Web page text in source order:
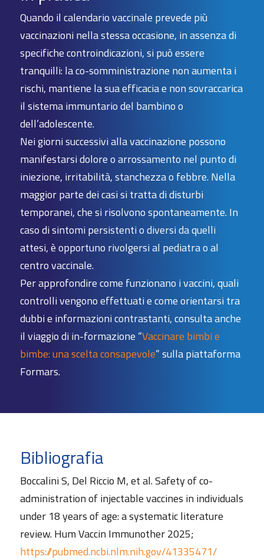
Quando il calendario vaccinale prevede più
vaccinazioni nella stessa occasione, in assenza di
specifiche controindicazioni, si può essere
tranquilli: la co-somministrazione non aumenta i
rischi, mantiene la sua efficacia e non sovraccarica
il sistema immuntario del bambino o
dell’adolescente.
Nei giorni successivi alla vaccinazione possono
manifestarsi dolore o arrossamento nel punto di
iniezione, irritabilità, stanchezza o febbre. Nella
maggior parte dei casi si tratta di disturbi
temporanei, che si risolvono spontaneamente. In
caso di sintomi persistenti o diversi da quelli
attesi, è opportuno rivolgersi al pediatra o al
centro vaccinale.
Per approfondire come funzionano i vaccini, quali
controlli vengono effettuati e come orientarsi tra
dubbi e informazioni contrastanti, consulta anche
il viaggio di in-formazione “Vaccinare bimbi e
bimbe: una scelta consapevole” sulla piattaforma
Formars.
Bibliografia
Boccalini S, Del Riccio M, et al. Safety of co-
administration of injectable vaccines in individuals
under 18 years of age: a systematic literature
review. Hum Vaccin Immunother 2025;
https://pubmed.ncbi.nlm.nih.gov/41335471/